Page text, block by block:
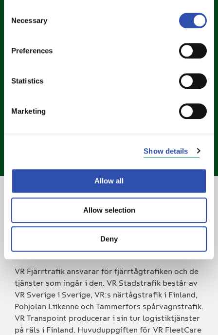
Selection
Necessary
Preferences
Statistics
Marketing
Show details
Allow all
Allow selection
Deny
I vår strategi är vårt företags kärnverksamhet
passagerartrafiken i Finland och Sverige samt
godstrafiken i Finland. Våra affärsenheter är VR
Fjärrtrafik, VR Stadstrafik och VR Transpoint
VR Fjärrtrafik ansvarar för fjärrtågtrafiken och de
tjänster som ingår i den. VR Stadstrafik består av
VR Sverige i Sverige, VR:s närtågstrafik i Finland,
Pohjolan Liikenne och Tammerfors spårvagnstrafik.
VR Transpoint producerar i sin tur logistiktjänster
på räls i Finland. Huvuduppgiften för VR FleetCare